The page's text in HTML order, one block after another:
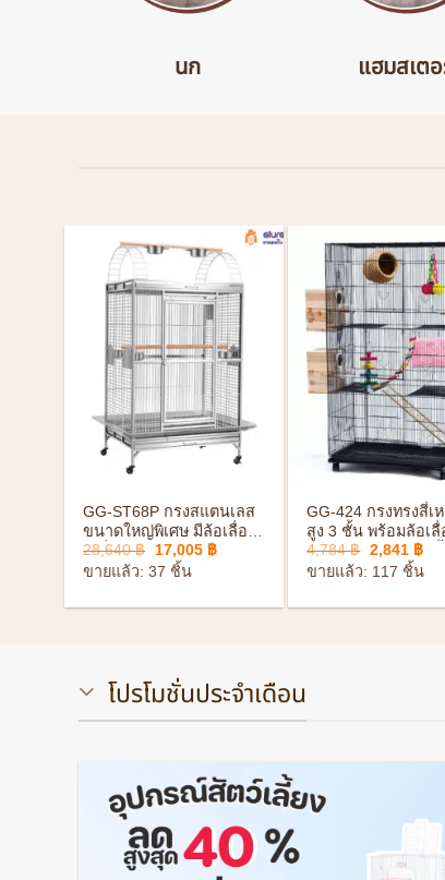
นก แฮมสเต
GG-ST68P กรงสแตนเลส
ขนาดใหญ่พิเศษ มีล้อเลื่อน
เคลื่อนย้ายสะดวก พร้อม
อุปกรณ์ครบชุด แข็งแรง
28,640฿
Original
price
was:
17,005 ฿Current
ขายแล้ว: 37 ชิ้น
GG-424 กรงทรงสี่เ
สูง 3 ชั้น พร้อมล้อเ
อุปกรณ์ครบชุด ติดตั้ง
4,784฿ Original
price
was:
2,841 ฿
is:
ขายแล้ว: 117 ชิ้น
โปรโมชั่นประจำเดือน